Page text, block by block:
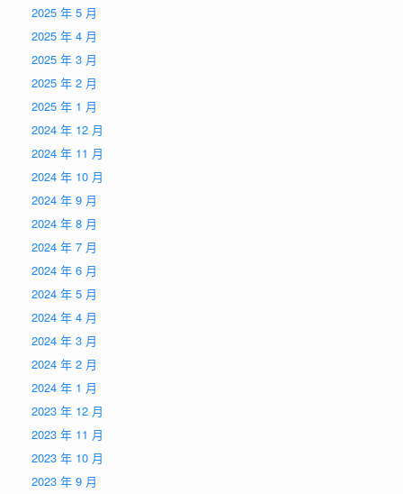
2025 年 5 月
2025 年 4 月
2025 年 3 月
2025 年 2 月
2025 年 1 月
2024 年 12 月
2024 年 11 月
2024 年 10 月
2024 年 9 月
2024 年 8 月
2024 年 7 月
2024 年 6 月
2024 年 5 月
2024 年 4 月
2024 年 3 月
2024 年 2 月
2024 年 1 月
2023 年 12 月
2023 年 11 月
2023 年 10 月
2023 年 9 月